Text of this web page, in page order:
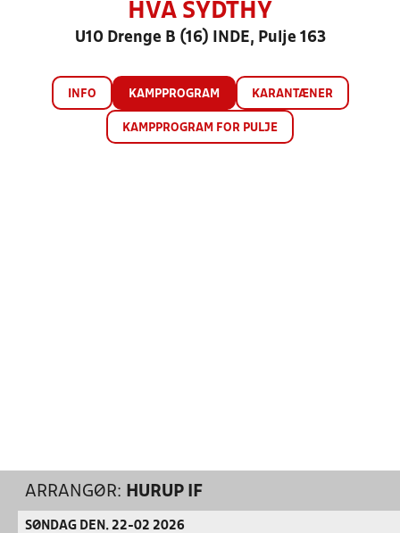
HVA SYDTHY
U10 Drenge B (16) INDE, Pulje 163
INFO KAMPPROGRAM KARANTÆNER
KAMPPROGRAM FOR PULJE
ARRANGØR: HURUP IF
SØNDAG DEN. 22-02 2026